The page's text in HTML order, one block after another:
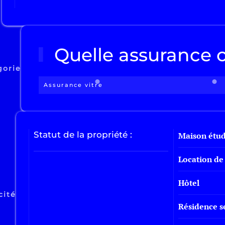
Quelle
Assurance vitreAssurance bâtiment
Statut de la propriété : Maison
Location de
Hôtel
Résidence